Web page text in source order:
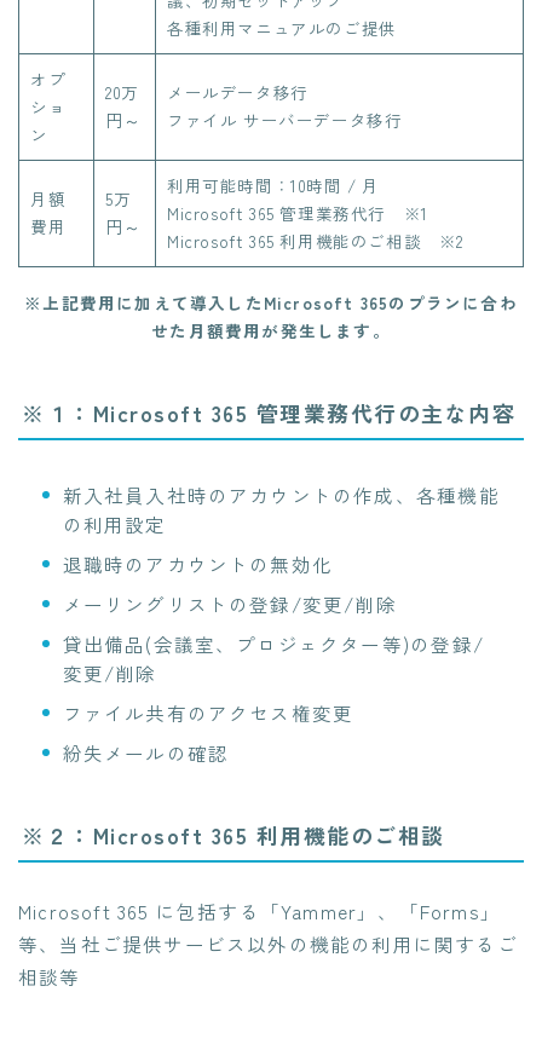
各種利用マニュアルのご提供​
オプ
ショ
ン
20万
円～
メールデータ移行​
ファイル サーバーデータ移行​
月額
費用
5万
円～
利用可能時間：10時間 / 月​
Microsoft 365 管理業務代行 ※1​
Microsoft 365 利用機能のご相談 ※2​
※上記費用に加えて導入したMicrosoft 365のプランに合わ
せた月額費用が発生します。​
※１：Microsoft 365 管理業務代行の主な内容
新入社員入社時のアカウントの作成、各種機能
の利用設定​
退職時のアカウントの無効化​
メーリングリストの登録/変更/削除​
貸出備品(会議室、プロジェクター等)の登録/
変更/削除​
ファイル共有のアクセス権変更​
紛失メールの確認​
※２：Microsoft 365 利用機能のご相談​
Microsoft 365 に包括する「Yammer」、「Forms」
等、当社ご提供サービス以外の機能の利用に関するご
相談等